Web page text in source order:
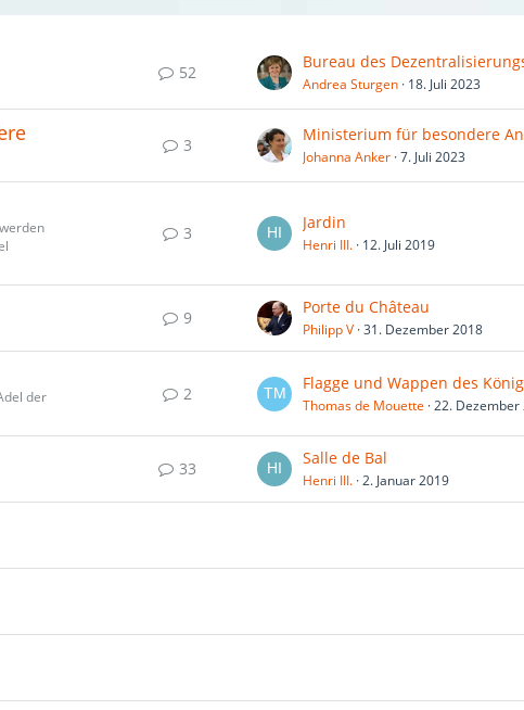
52
Andrea Sturgen 18. Juli 2023
3
Johanna Anker 7. Juli 2023
3
Jardin
Henri III. 12. Juli 2019
9
Porte du Château
Philipp V 31. Dezember 2018
der
2
Thomas de Mouette 22. Dezember
33
Salle de Bal
Henri III. 2. Januar 2019